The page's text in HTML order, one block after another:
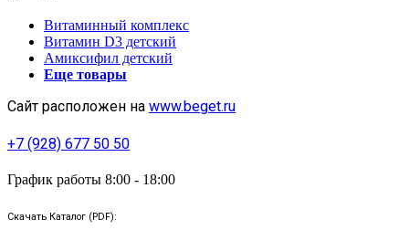
Витаминный комплекс
Витамин D3 детский
Амиксифил детский
Еще товары
Сайт расположен на www.beget.ru
+7 (928) 677 50 50
График работы 8:00 - 18:00
Скачать Каталог (PDF):